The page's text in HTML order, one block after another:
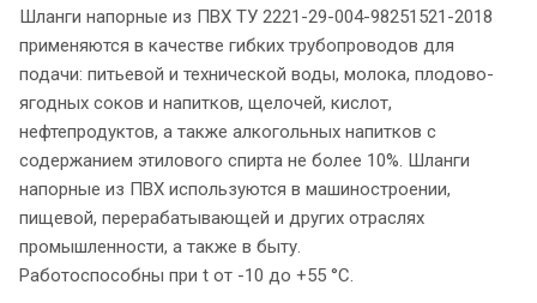
Шланги напорные из ПВХ ТУ 2221-29-004-98251521-2018
применяются в качестве гибких трубопроводов для
подачи: питьевой и технической воды, молока, плодово-
ягодных соков и напитков, щелочей, кислот,
нефтепродуктов, а также алкогольных напитков с
содержанием этилового спирта не более 10%. Шланги
напорные из ПВХ используются в машиностроении,
пищевой, перерабатывающей и других отраслях
промышленности, а также в быту.
Работоспособны при t от -10 до +55 °C.